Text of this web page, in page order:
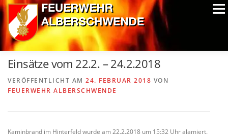
Zum
Inhalt
springen
Menü
ALPIN-NASSWETTBEWERB MITGLIEDER
AUSRÜSTUNG CHRONIK EXTRAS
Einsätze vom 22.2. – 24.2.2018
VERÖFFENTLICHT AM 24. FEBRUAR 2018 VON
FEUERWEHR ALBERSCHWENDE
Kaminbrand im Hinterfeld wurde am 22.2.2018 um 15:32 Uhr alamiert.